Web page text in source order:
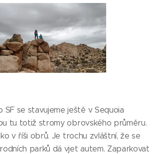
se stavujeme ještě v Sequoia
tu totiž stromy obrovského průměru.
v říši obrů. Je trochu zvláštní, že se
parků dá vjet autem. Zaparkovat